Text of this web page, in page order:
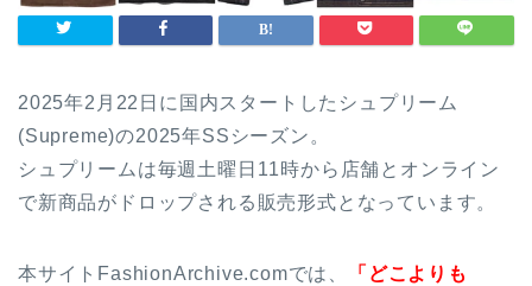
2025年2月22日に国内スタートしたシュプリーム
(Supreme)の2025年SSシーズン。
シュプリームは毎週土曜日11時から店舗とオンライン
で新商品がドロップされる販売形式となっています。
本サイトFashionArchive.comでは、
「どこよりも